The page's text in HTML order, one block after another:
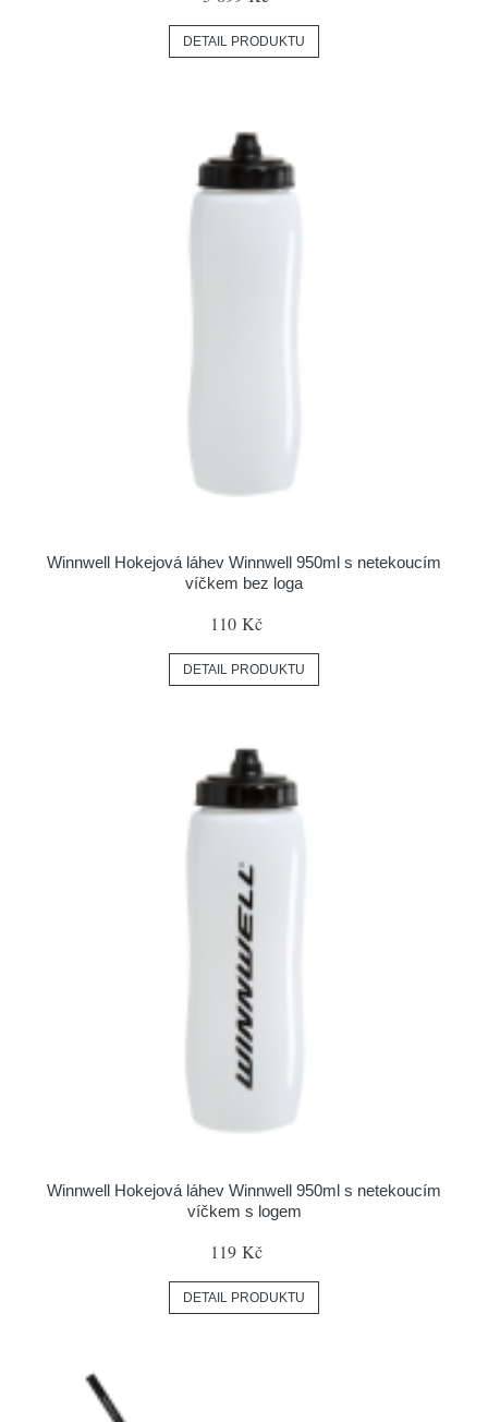
DETAIL PRODUKTU
Winnwell Hokejová láhev Winnwell 950ml s netekoucím
víčkem bez loga
110 Kč
DETAIL PRODUKTU
Winnwell Hokejová láhev Winnwell 950ml s netekoucím
víčkem s logem
119 Kč
DETAIL PRODUKTU